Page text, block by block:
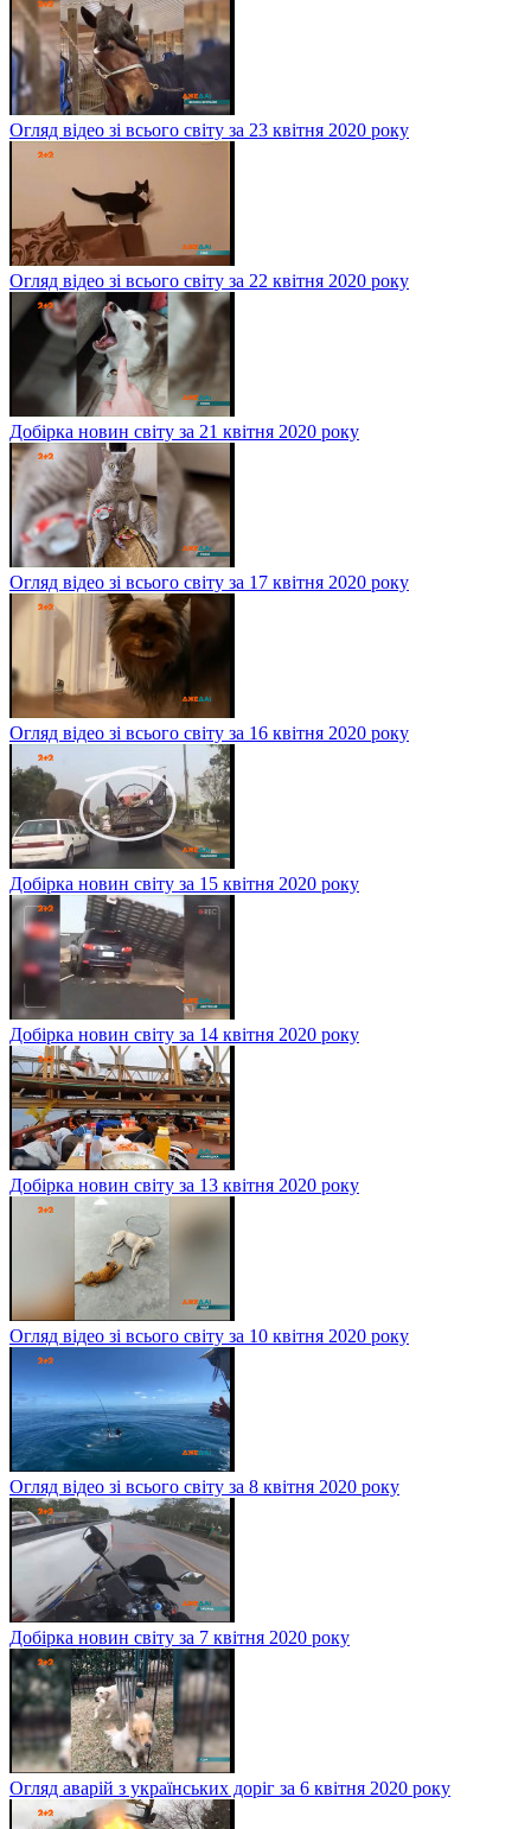
Огляд відео зі всього світу за 23 квітня 2020 року
Огляд відео зі всього світу за 22 квітня 2020 року
Добірка новин світу за 21 квітня 2020 року
Огляд відео зі всього світу за 17 квітня 2020 року
Огляд відео зі всього світу за 16 квітня 2020 року
Добірка новин світу за 15 квітня 2020 року
Добірка новин світу за 14 квітня 2020 року
Добірка новин світу за 13 квітня 2020 року
Огляд відео зі всього світу за 10 квітня 2020 року
Огляд відео зі всього світу за 8 квітня 2020 року
Добірка новин світу за 7 квітня 2020 року
Огляд аварій з українських доріг за 6 квітня 2020 року